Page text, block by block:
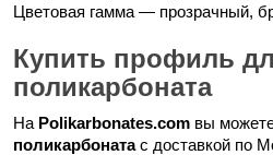
Цветовая гамма — прозрачный,
Купить профиль
поликарбоната
На Polikarbonates.com вы
поликарбонатас доставкой по